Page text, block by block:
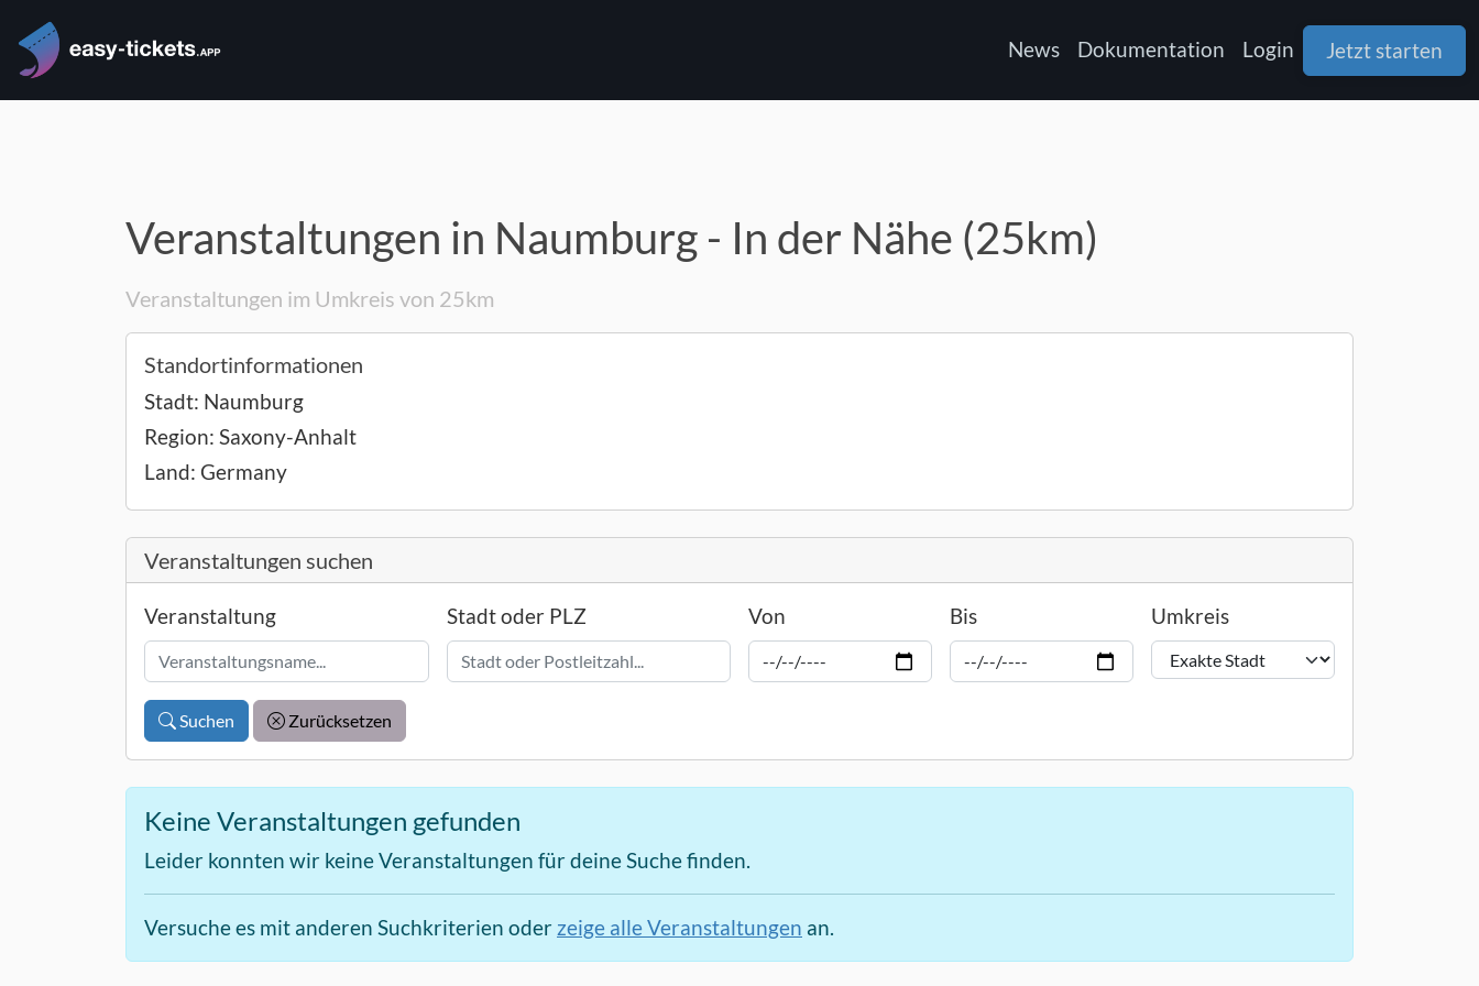
News Dokumentation Login Jetzt starten
Veranstaltungen in Naumburg - In der Nähe (25km)
Veranstaltungen im Umkreis von 25km
Standortinformationen
Stadt: Naumburg
Region: Saxony-Anhalt
Land: Germany
Veranstaltungen suchen
Veranstaltung Stadt oder PLZ Von Bis Umkreis
Suchen Zurücksetzen
Keine Veranstaltungen gefunden
Leider konnten wir keine Veranstaltungen für deine Suche finden.
Versuche es mit anderen Suchkriterien oder zeige alle Veranstaltungen an.